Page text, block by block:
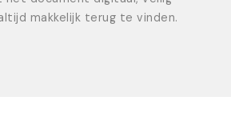
makkelijk terug te vinden.